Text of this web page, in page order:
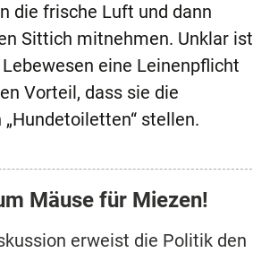
die frische Luft und dann
Sittich mitnehmen. Unklar ist
eine Leinenpflicht
Vorteil, dass sie die
stellen.
Mäuse für Miezen!
erweist die Politik den